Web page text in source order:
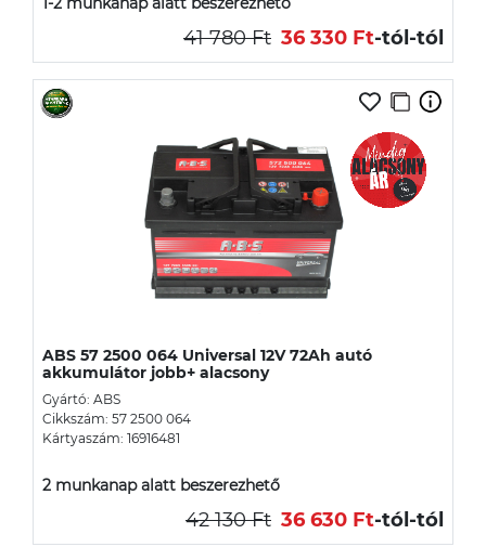
41 780 Ft 36 330 Ft-tól-tól
ABS 57 2500 064 Universal 12V 72Ah autó
akkumulátor jobb+ alacsony
Gyártó: ABS
Cikkszám: 57 2500 064
Kártyaszám: 16916481
2 munkanap alatt beszerezhető
42 130 Ft 36 630 Ft-tól-tól